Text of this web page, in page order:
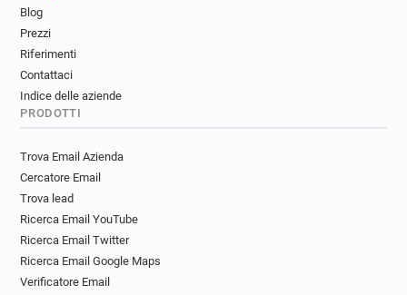
Blog
Prezzi
Riferimenti
Contattaci
Indice delle aziende
PRODOTTI
Trova Email Azienda
Cercatore Email
Trova lead
Ricerca Email YouTube
Ricerca Email Twitter
Ricerca Email Google Maps
Verificatore Email